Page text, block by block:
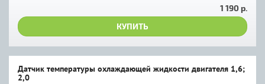
1 190 р.
КУПИТЬ
Датчик температуры охлаждающей жидкости двигателя 1,6;
2,0